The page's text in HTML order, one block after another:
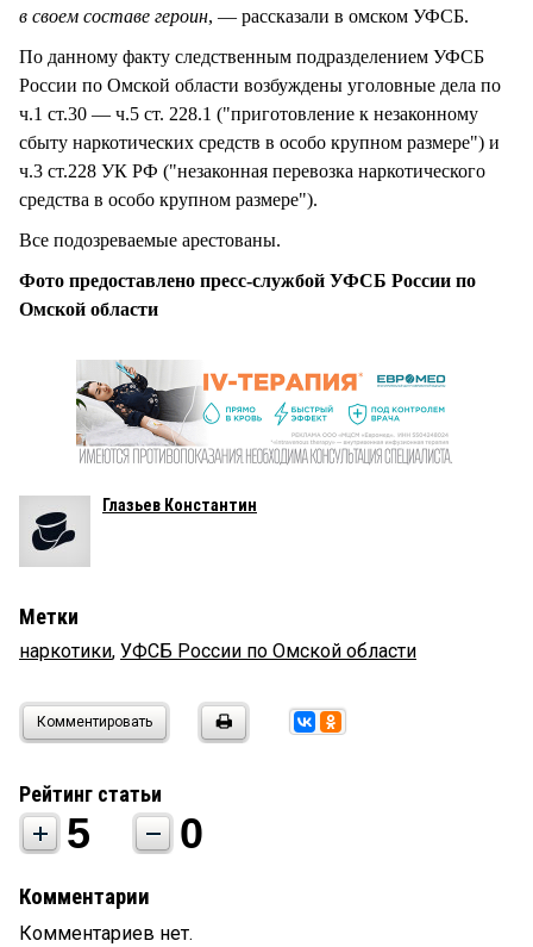
в своем составе героин, — рассказали в омском УФСБ.
По данному факту следственным подразделением УФСБ
России по Омской области возбуждены уголовные дела по
ч.1 ст.30 — ч.5 ст. 228.1 ("приготовление к незаконному
сбыту наркотических средств в особо крупном размере") и
ч.3 ст.228 УК РФ ("незаконная перевозка наркотического
средства в особо крупном размере").
Все подозреваемые арестованы.
Фото предоставлено пресс-службой УФСБ России по
Омской области
Глазьев Константин
Метки
наркотики, УФСБ России по Омской области
Комментировать
Рейтинг статьи
5 0
Комментарии
Комментариев нет.